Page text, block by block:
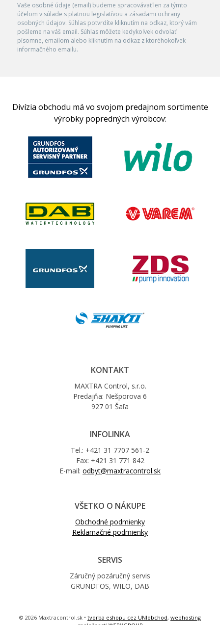
Vaše osobné údaje (email) budeme spracovávať len za týmto
účelom v súlade s platnou legislatívou a zásadami ochrany
osobných údajov. Súhlas potvrdíte kliknutím na odkaz, ktorý vám
pošleme na váš email. Súhlas môžete kedykoľvek odvolať
písomne, emailom alebo kliknutím na odkaz z ktoréhokoľvek
informačného emailu.
Divízia obchodu má vo svojom predajnom sortimente
výrobky popredných výrobcov:
KONTAKT
MAXTRA Control, s.r.o.
Predajňa: Nešporova 6
927 01 Šaľa
INFOLINKA
Tel.: +421 31 7707 561-2
Fax: +421 31 771 842
E-mail: odbyt@maxtracontrol.sk
VŠETKO O NÁKUPE
Obchodné podmienky
Reklamačné podmienky
SERVIS
Záručný pozáručný servis
GRUNDFOS, WILO, DAB
© 2026 Maxtracontrol.sk • tvorba eshopu cez UNIobchod, webhosting